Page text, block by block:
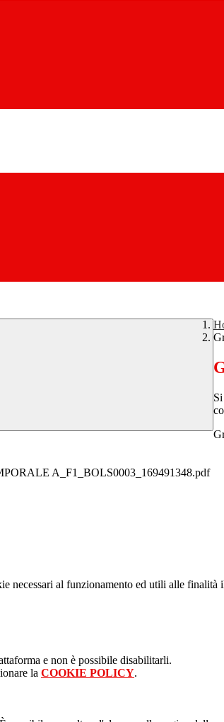
A_F1_BOLS0003_169491348.pdf
necessari al funzionamento ed utili alle finalità
e non è possibile disabilitarli.
la COOKIE POLICY.